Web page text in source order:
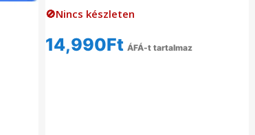
🚫Nincs készleten
14,990Ft ÁFÁ-t tartalmaz